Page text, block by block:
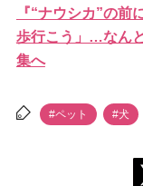
『“ナウシカ”の
歩行こう」…なん
集へ
#ペット #犬